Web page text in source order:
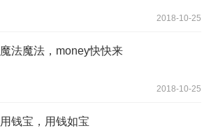
2018-10-25
魔法魔法，money快快来
2018-10-25
用钱宝，用钱如宝